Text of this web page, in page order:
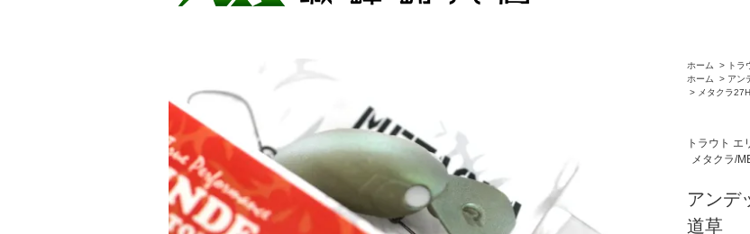
ホーム > トラ
ホーム
> アン
> メタクラ
トラウト エ
メタクラ/
アンデ
道草